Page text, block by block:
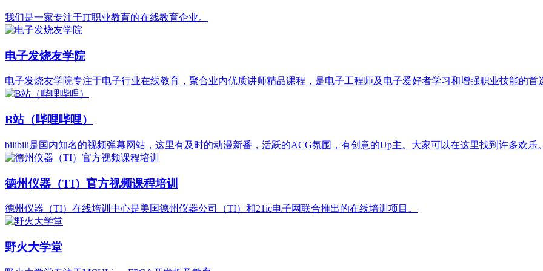
我们是一家专注于IT职业教育的在线教育企业。
电子发烧友学院
电子发烧友学院专注于电子行业在线教育，聚合业内优质讲师精品课程，是电子工程师及电子爱好者学习和增强职业技能的首
‌B站（哔哩哔哩）
bilibili是国内知名的视频弹幕网站，这里有及时的动漫新番，活跃的ACG氛围，有创意的Up主。大家可以在这里找到许多欢乐。
德州仪器（TI）官方视频课程培训
德州仪器（TI）在线培训中心是美国德州仪器公司（TI）和21ic电子网联合推出的在线培训项目。
野火大学堂